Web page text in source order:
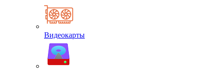
Видеокарты